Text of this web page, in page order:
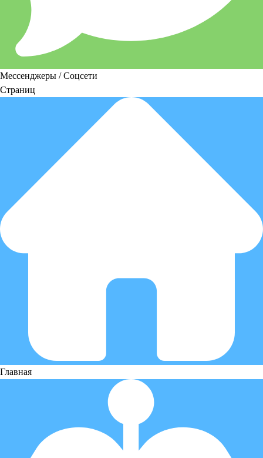
Мессенджеры / Соцсети
Страниц
Главная